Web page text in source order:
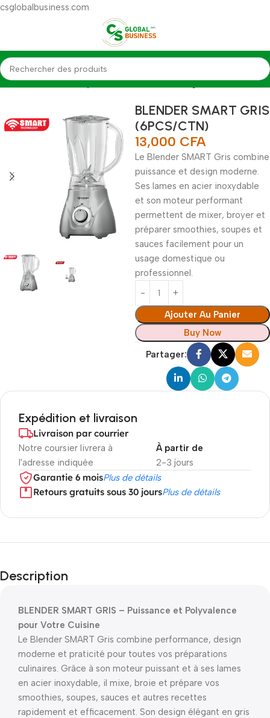
csglobalbusiness.com
Accueil Électroménagers Petits Èlectromenagers
BLENDER SMART GRIS
(6PCS/CTN)
13,000 CFA
Le Blender SMART Gris combine
puissance et design moderne.
Ses lames en acier inoxydable
et son moteur performant
permettent de mixer, broyer et
préparer smoothies, soupes et
sauces facilement pour un
usage domestique ou
professionnel.
Ajouter Au Panier
Buy Now
Partager:
Expédition et livraison
Livraison par courrier
Notre coursier livrera à
l'adresse indiquée
2-3 jours
À partir de
Garantie 6 moisPlus de détails
Retours gratuits sous 30 joursPlus de détails
Description
BLENDER SMART GRIS – Puissance et Polyvalence
pour Votre Cuisine
Le Blender SMART Gris combine performance, design
moderne et praticité pour toutes vos préparations
culinaires. Grâce à son moteur puissant et à ses lames
en acier inoxydable, il mixe, broie et prépare vos
smoothies, soupes, sauces et autres recettes
rapidement et efficacement. Son design élégant en gris